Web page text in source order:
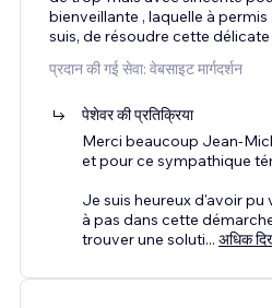
bienveillante , laquelle à
suis, de résoudre cette
प्रदान की गई सेवा: वेबसाइट मार्गदर्शन
पेशेवर की प्रतिक्रिया
Merci beaucoup Jean-
et pour ce sympathique
Je suis heureux d'avoir
à pas dans cette
trouver une soluti... अधिक